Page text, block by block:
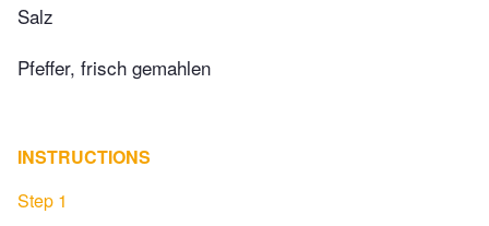
Salz
Pfeffer, frisch gemahlen
INSTRUCTIONS
Step 1